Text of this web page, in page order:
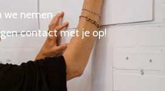
we nemen
contact met je op!